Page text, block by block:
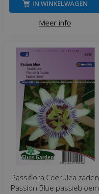
Meer info
IN WINKELWAGEN
Passiflora Coerulea zaden
Passion Blue passiebloem